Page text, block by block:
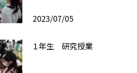
2023/07/05
１年生 研究授業